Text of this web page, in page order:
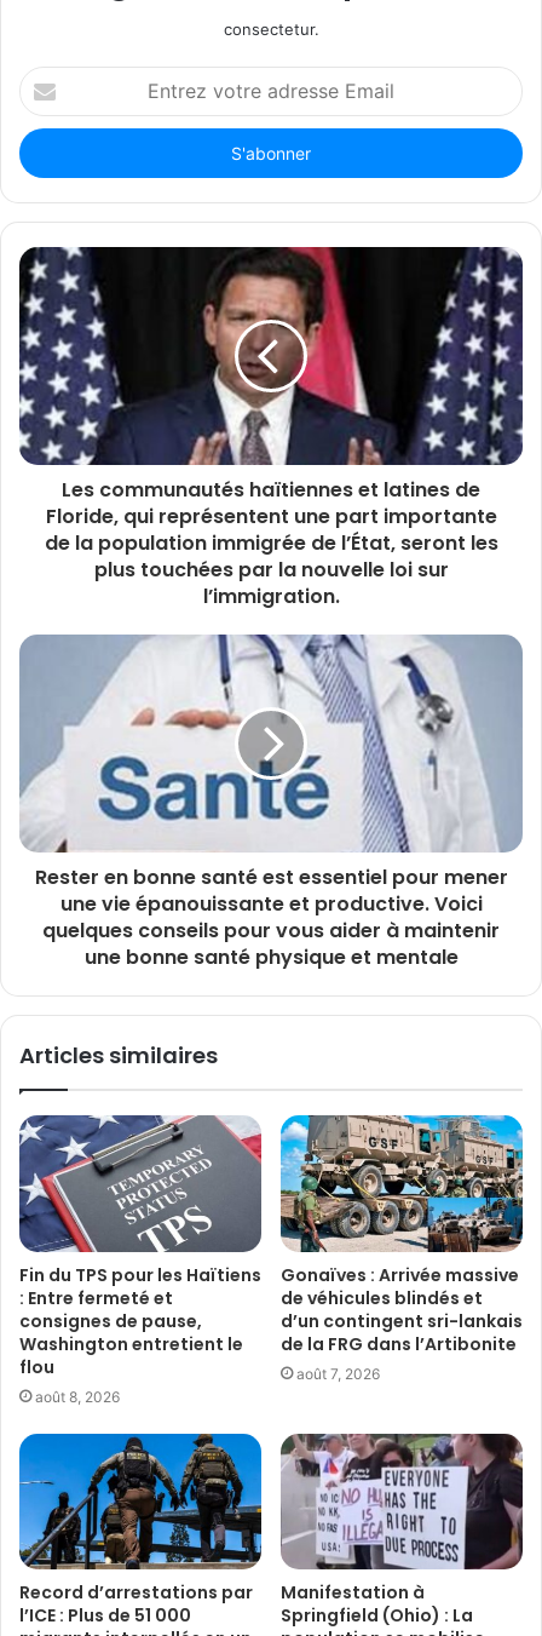
consectetur.
Entrez
votre
adresse
Email
Les communautés haïtiennes et latines de
Floride, qui représentent une part importante
de la population immigrée de l’État, seront les
plus touchées par la nouvelle loi sur
l’immigration.
Rester en bonne santé est essentiel pour mener
une vie épanouissante et productive. Voici
quelques conseils pour vous aider à maintenir
une bonne santé physique et mentale
Articles similaires
Fin du TPS pour les Haïtiens
: Entre fermeté et
consignes de pause,
Washington entretient le
flou
août 8, 2026
Gonaïves : Arrivée massive
de véhicules blindés et
d’un contingent sri-lankais
de la FRG dans l’Artibonite
août 7, 2026
Record d’arrestations par
l’ICE : Plus de 51 000
Manifestation à
Springfield (Ohio) : La